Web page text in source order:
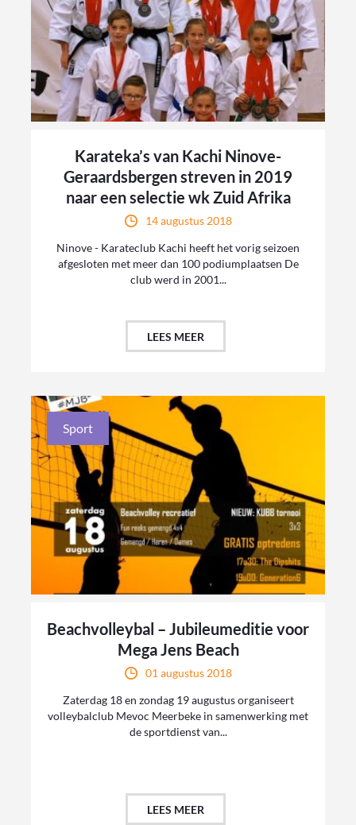
Karateka’s van Kachi Ninove-
Geraardsbergen streven in 2019
naar een selectie wk Zuid Afrika
14 augustus 2018
Ninove - Karateclub Kachi heeft het vorig seizoen
afgesloten met meer dan 100 podiumplaatsen De
club werd in 2001...
LEES MEER
Sport
Beachvolleybal – Jubileumeditie voor
Mega Jens Beach
01 augustus 2018
Zaterdag 18 en zondag 19 augustus organiseert
volleybalclub Mevoc Meerbeke in samenwerking met
de sportdienst van...
LEES MEER